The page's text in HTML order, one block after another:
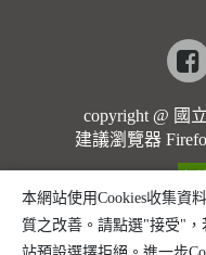
copyright @ 國
建議瀏覽器
本網站使用Cookies收集資
質之改善。請點選"接受"
站預設選擇拒絕。進一步